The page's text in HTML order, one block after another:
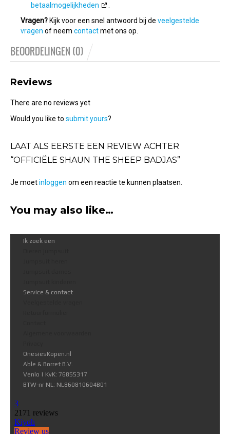
betaalmogelijkheden
Vragen? Kijk voor een snel antwoord bij de veelgestelde
vragen of neem contactmet ons op.
BEOORDELINGEN (0)
Reviews
There are no reviews yet
Would you like to submit yours?
LAAT ALS EERSTE EEN REVIEW ACHTER
“OFFICIËLE SHAUN THE SHEEP BADJAS”
Je moetinloggen om een reactie te kunnen plaatsen.
You may also like…
Ik zoek een
Service & contact
OnesiesKopen.nl
Able & Borret B.V.
Venlo | KvK: 76855317
BTW-nr NL: NL860810604B01